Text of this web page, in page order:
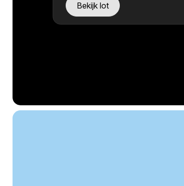
Bekijk lot